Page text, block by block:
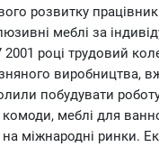
розвитку
меблі за
2001 році трудовий
виробництва,
побудувати
комоди, меблі для
на міжнародні ринки.